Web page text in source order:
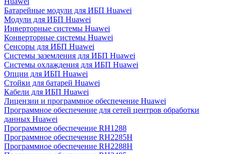
Батарейные модули для ИБП Huawei
Модули для ИБП Huawei
Инверторные системы Huawei
Конверторные системы Huawei
Сенсоры для ИБП Huawei
Системы заземления для ИБП Huawei
Системы охлаждения для ИБП Huawei
Опции для ИБП Huawei
Стойки для батарей Huawei
Кабели для ИБП Huawei
Лицензии и программное обеспечение Huawei
Программное обеспечение для сетей центров обработки
данных Huawei
Программное обеспечение RH1288
Программное обеспечение RH2285H
Программное обеспечение RH2288H